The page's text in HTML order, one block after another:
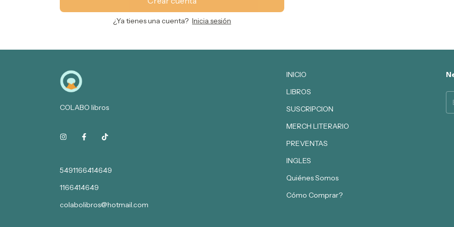
¿Ya tienes una cuenta? Inicia sesión
COLABO libros
5491166414649
1166414649
colabolibros@hotmail.com
INICIO
LIBROS
SUSCRIPCION
MERCH LITERARIO
PREVENTAS
INGLES
Quiénes Somos
Cómo Comprar?